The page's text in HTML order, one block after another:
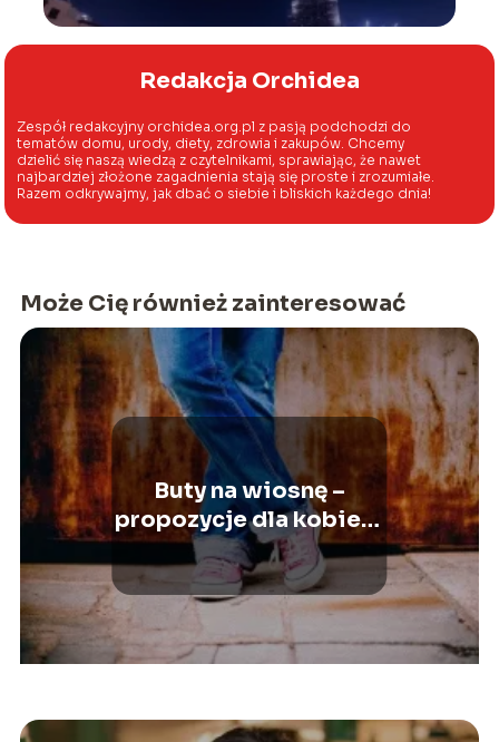
Redakcja Orchidea
Zespół redakcyjny orchidea.org.pl z pasją podchodzi do
tematów domu, urody, diety, zdrowia i zakupów. Chcemy
dzielić się naszą wiedzą z czytelnikami, sprawiając, że nawet
najbardziej złożone zagadnienia stają się proste i zrozumiałe.
Razem odkrywajmy, jak dbać o siebie i bliskich każdego dnia!
Może Cię również zainteresować
Buty na wiosnę –
propozycje dla kobiet i
mężczyzn